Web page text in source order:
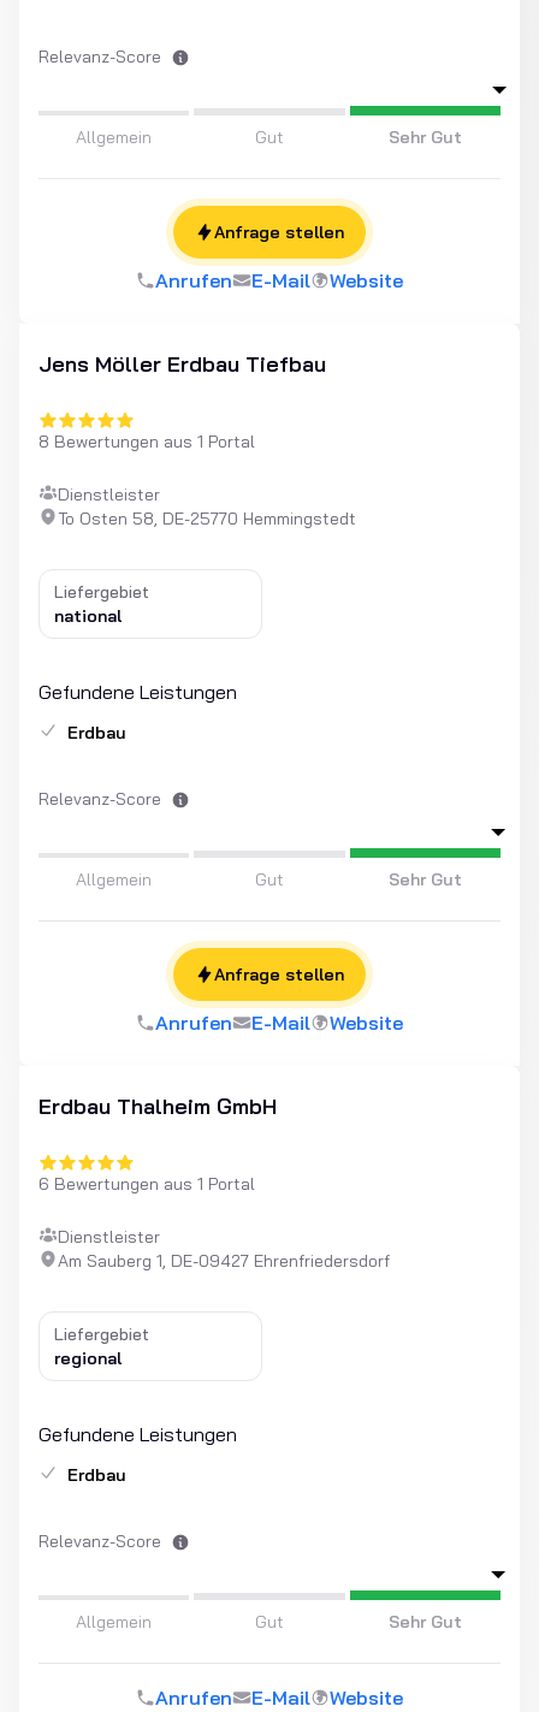
Relevanz-Score
Allgemein Gut Sehr Gut
Anrufen E-Mail Website
Anfrage stellen
Jens Möller Erdbau Tiefbau
8 Bewertungen aus 1 Portal
Dienstleister
To Osten 58, DE-25770 Hemmingstedt
Liefergebiet
national
Gefundene Leistungen
Erdbau
Relevanz-Score
Allgemein Gut Sehr Gut
Anrufen E-Mail Website
Anfrage stellen
Erdbau Thalheim GmbH
6 Bewertungen aus 1 Portal
Dienstleister
Am Sauberg 1, DE-09427 Ehrenfriedersdorf
Liefergebiet
regional
Gefundene Leistungen
Erdbau
Relevanz-Score
Allgemein Gut Sehr Gut
Anrufen E-Mail Website